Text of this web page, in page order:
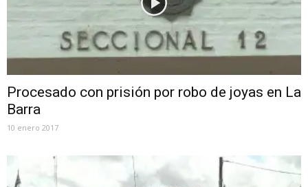
Procesado con prisión por robo de joyas en La
Barra
10 enero 2017